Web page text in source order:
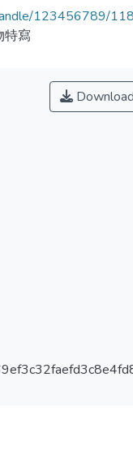
123456789/
特寫